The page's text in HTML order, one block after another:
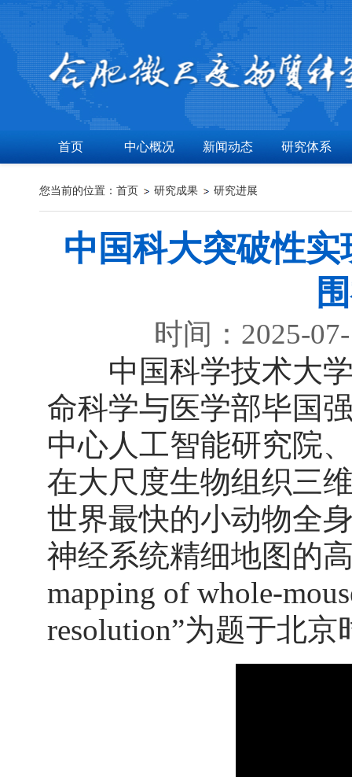
首页 中心概况 新闻动态 研究体系
您当前的位置： 首页 研究成果 研究进展
中国科大突破性
时间：2025-
中国科学技术大学
命科学与医学部毕国
中心人工智能研究院
在大尺度生物组织三
世界最快的小动物全
神经系统精细地图的
mapping of whole-
resolution”为题于北